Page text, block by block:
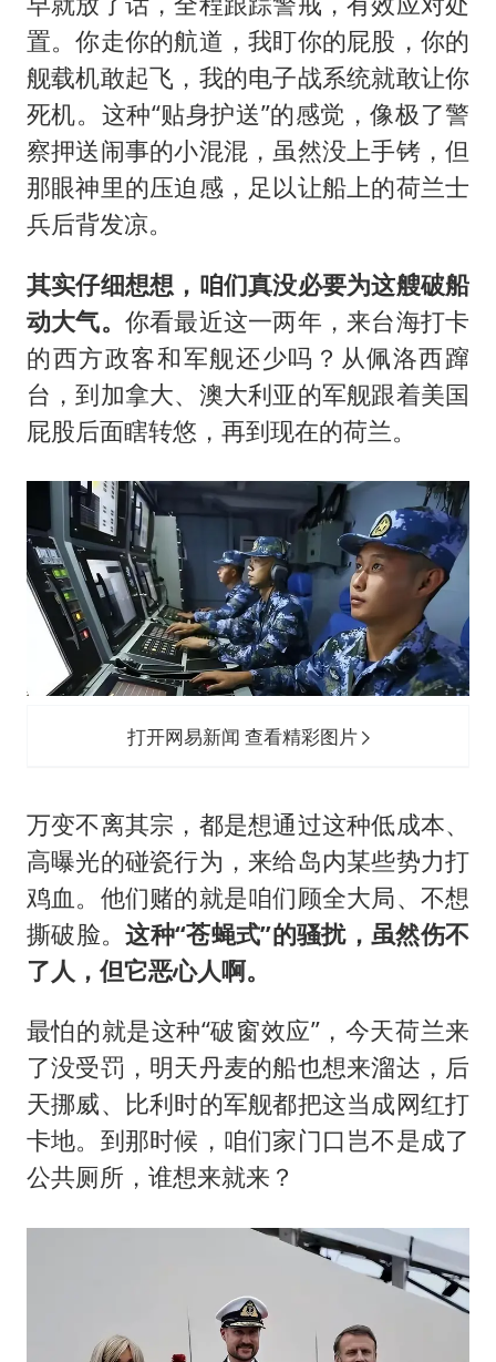
置。你走你的航道，我盯你的屁股，你的
舰载机敢起飞，我的电子战系统就敢让你
死机。这种“贴身护送”的感觉，像极了警
察押送闹事的小混混，虽然没上手铐，但
那眼神里的压迫感，足以让船上的荷兰士
兵后背发凉。
其实仔细想想，咱们真没必要为这艘破船
动大气。 你看最近这一两年，来台海打卡
的西方政客和军舰还少吗？从佩洛西蹿
台，到加拿大、澳大利亚的军舰跟着美国
屁股后面瞎转悠，再到现在的荷兰。
打开网易新闻 查看精彩图片
万变不离其宗，都是想通过这种低成本、
高曝光的碰瓷行为，来给岛内某些势力打
鸡血。他们赌的就是咱们顾全大局、不想
撕破脸。这种“苍蝇式”的骚扰，虽然伤不
了人，但它恶心人啊。
最怕的就是这种“破窗效应”，今天荷兰来
了没受罚，明天丹麦的船也想来溜达，后
天挪威、比利时的军舰都把这当成网红打
卡地。到那时候，咱们家门口岂不是成了
公共厕所，谁想来就来？